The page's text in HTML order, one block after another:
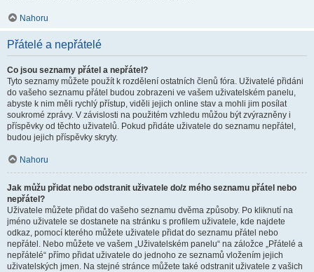
Nahoru
Přátelé a nepřátelé
Co jsou seznamy přátel a nepřátel?
Tyto seznamy můžete použít k rozdělení ostatních členů fóra. Uživatelé přidáni
do vašeho seznamu přátel budou zobrazeni ve vašem uživatelském panelu,
abyste k nim měli rychlý přístup, viděli jejich online stav a mohli jim posílat
soukromé zprávy. V závislosti na použitém vzhledu můžou být zvýrazněny i
příspěvky od těchto uživatelů. Pokud přidáte uživatele do seznamu nepřátel,
budou jejich příspěvky skryty.
Nahoru
Jak můžu přidat nebo odstranit uživatele do/z mého seznamu přátel nebo
nepřátel?
Uživatele můžete přidat do vašeho seznamu dvěma způsoby. Po kliknutí na
jméno uživatele se dostanete na stránku s profilem uživatele, kde najdete
odkaz, pomocí kterého můžete uživatele přidat do seznamu přátel nebo
nepřátel. Nebo můžete ve vašem „Uživatelském panelu“ na záložce „Přátelé a
nepřátelé“ přímo přidat uživatele do jednoho ze seznamů vložením jejich
uživatelských jmen. Na stejné stránce můžete také odstranit uživatele z vašich